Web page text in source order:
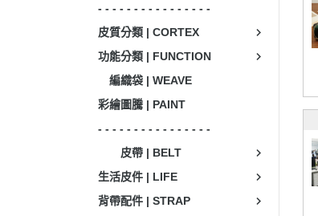
- - - - - - - - - - - - - - - -
皮質分類 | CORTEX
功能分類 | FUNCTION
編織袋 | WEAVE
彩繪圖騰 | PAINT
- - - - - - - - - - - - - - - -
皮帶 | BELT
生活皮件 | LIFE
背帶配件 | STRAP